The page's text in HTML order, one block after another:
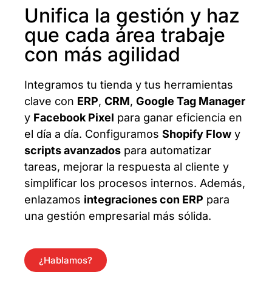
Unifica la gestión y haz
que cada área trabaje
con más agilidad
Integramos tu tienda y tus herramientas
clave con ERP, CRM, Google Tag Manager
y Facebook Pixel para ganar eficiencia en
el día a día. Configuramos Shopify Flow y
scripts avanzados para automatizar
tareas, mejorar la respuesta al cliente y
simplificar los procesos internos. Además,
enlazamos integraciones con ERP para
una gestión empresarial más sólida.
¿Hablamos?